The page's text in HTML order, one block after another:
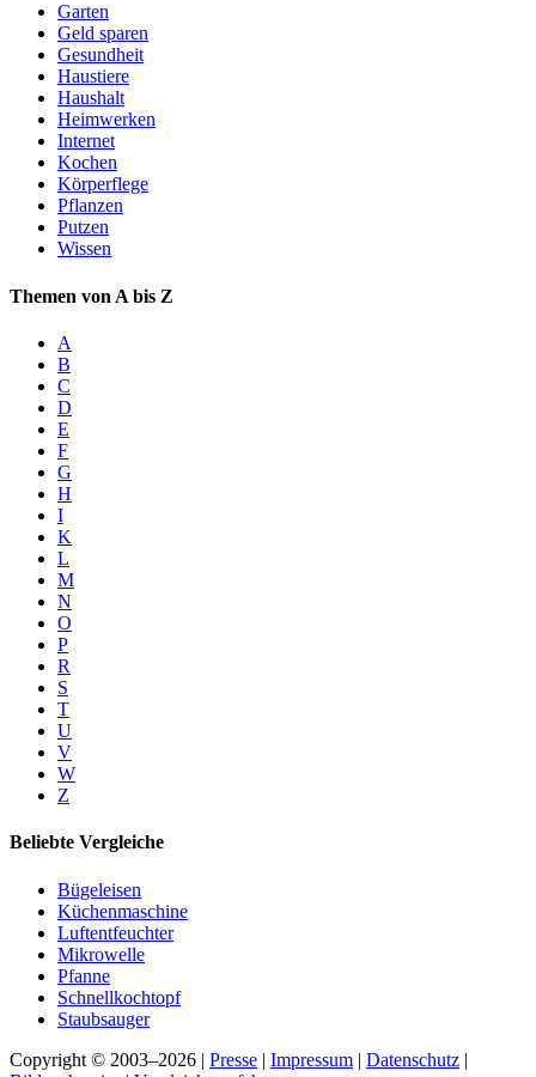
Garten
Geld sparen
Gesundheit
Haustiere
Haushalt
Heimwerken
Internet
Kochen
Körperflege
Pflanzen
Putzen
Wissen
Themen von A bis Z
A
B
C
D
E
F
G
H
I
K
L
M
N
O
P
R
S
T
U
V
W
Z
Beliebte Vergleiche
Bügeleisen
Küchenmaschine
Luftentfeuchter
Mikrowelle
Pfanne
Schnellkochtopf
Staubsauger
Copyright © 2003–2026 | Presse | Impressum | Datenschutz |